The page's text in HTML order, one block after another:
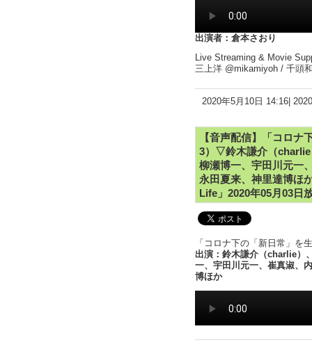
出演者：倉本さおり
Live Streaming & Movie
三上洋 @mikamiyoh / 千頭
2020年5月10日 14:16|
【音声配信】「コロナ
3）▽鈴木謙介（charlie
柳瀬博一、宇田川元一
永田夏来、神里達博ほ
Life」2020年05月03日
「コロナ下の「新日常」を
出演：鈴木謙介（charlie）
一、宇田川元一、崔真淑、
博ほか